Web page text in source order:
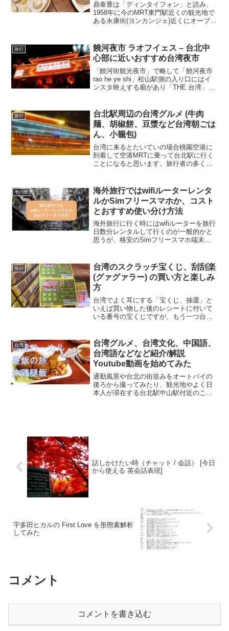
鼎泰豊は「ディンタイフォン」と読み、
1958年に今のMRT東門駅近くの観光地で
ある永康街(ヨンカンジェ)近くにオープン
屋になりました。今回行った鼎泰豊の店
舗は本店近くに新しくできた店舗である
新生店で場所はこちら。MRT東門駅から
歩いて5分か、大安森林公園駅から歩いて
7-8分くらいの場所にあります。
旅行
饒河夜市 ラオフイェス – 台北中
心部に近いおすすめ台湾夜市
「饒河街観光夜市」で略して「饒河夜市
rao he ye shi」松山駅側の入り口にはイ
ンスタ映えする廟があり「THE 台湾」と
ときに雨のなかカメラと三脚を持って撮
影しに行ってました。
旅行
台北駅周辺の台湾グルメ (牛肉
麺、胡椒餅、豆漿など台湾朝ごは
ん、小籠包)
台湾に来るとたいていの場合桃園空港に
到着して空港MRTに乗って台北駅に行く
ことになると思います。旅行者の多くは
人的には台北駅からMRT1本15分ほどで
来れる大安駅周辺の宿泊がおすすめ) この
投稿では台北駅周辺で気軽に立ち寄れる
台湾グルメを紹介します。
その他
海外旅行ではwifiルーターレンタ
ルかSimフリースマホか、コスト
とおすすめ使い分け方法
海外旅行に行く時にはwifiルーターを旅行
日数分レンタルして行くのが一般的かと
思うが、格安のSimフリースマホ端末を
ので、その方法とwifiルーターを借りた場
合の比較をしてみた。
旅行
台湾のスクラッチ宝くじ、刮刮楽
(グァグァラー) の買い方と楽しみ
方
台湾でよく耳にする「宝くじ、抽選」と
いえば買い物した後のレシートに付いて
いる番号の宝くじですが、もう一つ台湾
のがあります。
台湾
台湾グルメ、台湾文化、中国語、
台湾語などなど紹介/解説
Youtube動画を始めてみた
通勤風景や台北の街並みをオートバイの
後ろから撮ってみたり、観光地やよく日
本人が滞在する台北駅中山駅付近のこじ
話しかけたい時（チャット / 会話） [今日
から使える 英会話表現]
宇多田ヒカルの First Love を形態素解析
してみた
コメント
コメントを書き込む